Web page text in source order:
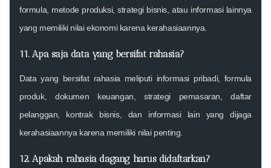
formula, metode produksi, strategi bisnis, atau informasi lainnya
yang memiliki nilai ekonomi karena kerahasiaannya.
11.Apa saja data yang bersifat rahasia?
Data yang bersifat rahasia meliputi informasi pribadi, formula
produk, dokumen keuangan, strategi pemasaran, daftar
pelanggan, kontrak bisnis, dan informasi lain yang dijaga
kerahasiaannya karena memiliki nilai penting.
12.Apakah rahasia dagang harus didaftarkan?